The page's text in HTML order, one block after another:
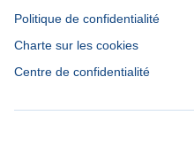
Politique de confidentialité
Charte sur les cookies
Centre de confidentialité